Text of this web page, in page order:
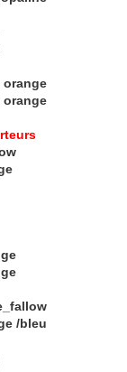
orange
orange
/bleu